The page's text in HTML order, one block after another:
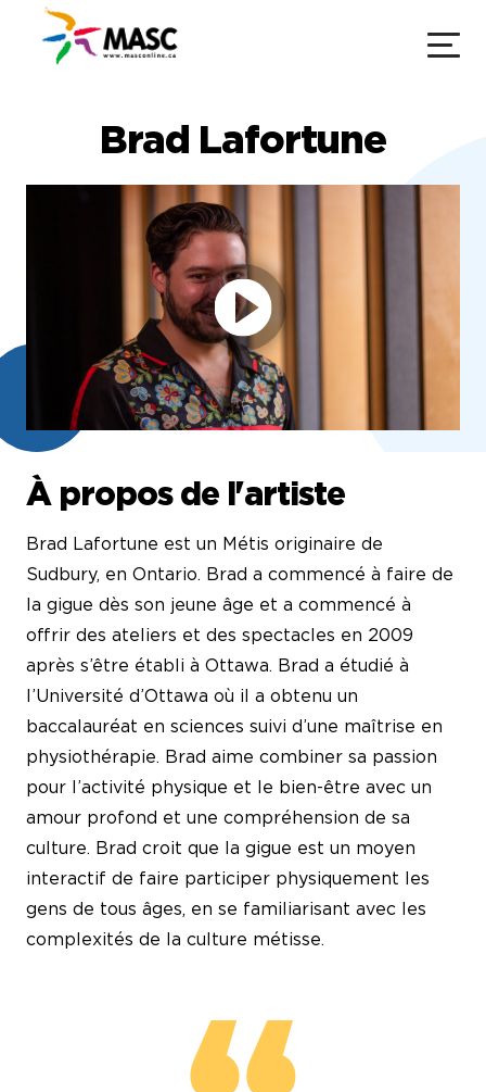
Brad Lafortune
À propos de l'artiste
Brad Lafortune est un Métis originaire de
Sudbury, en Ontario. Brad a commencé à faire de
la gigue dès son jeune âge et a commencé à
offrir des ateliers et des spectacles en 2009
après s’être établi à Ottawa. Brad a étudié à
l’Université d’Ottawa où il a obtenu un
baccalauréat en sciences suivi d’une maîtrise en
physiothérapie. Brad aime combiner sa passion
pour l’activité physique et le bien-être avec un
amour profond et une compréhension de sa
culture. Brad croit que la gigue est un moyen
interactif de faire participer physiquement les
gens de tous âges, en se familiarisant avec les
complexités de la culture métisse.